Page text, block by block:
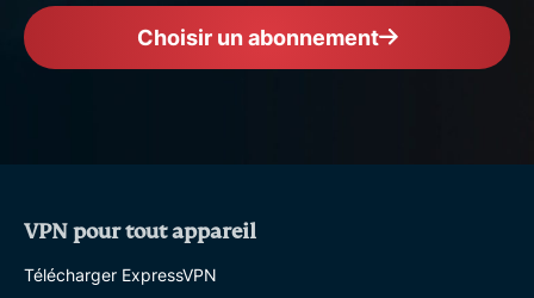
Choisir un abonnement
VPN pour tout appareil
Télécharger ExpressVPN